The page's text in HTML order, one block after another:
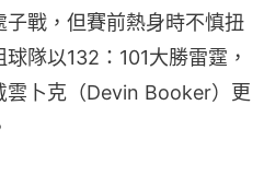
戰，但賽前熱身時不慎扭
隊以132：101大勝雷霆，
雲卜克（Devin Booker）更